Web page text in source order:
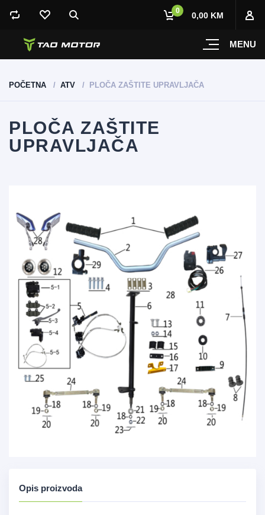
MENU
0 0,00 KM
POČETNA ATV PLOČA ZAŠTITE UPRAVLJAČA
PLOČA ZAŠTITE
UPRAVLJAČA
Opis proizvoda